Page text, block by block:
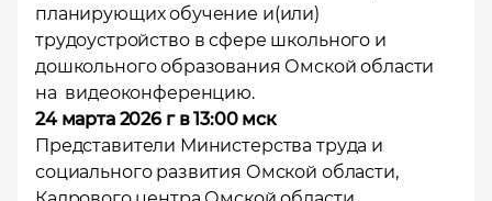
планирующих обучение и(или)
трудоустройство в сфере школьного и
дошкольного образования Омской области
на видеоконференцию.
24 марта 2026 г в 13:00 мск
Представители Министерства труда и
социального развития Омской области,